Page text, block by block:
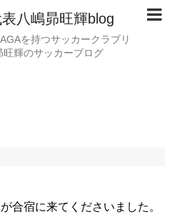
八嶋昴旺輝blog
を持つサッカークラブリ
輝のサッカーブログ
合宿に来てくださいました。